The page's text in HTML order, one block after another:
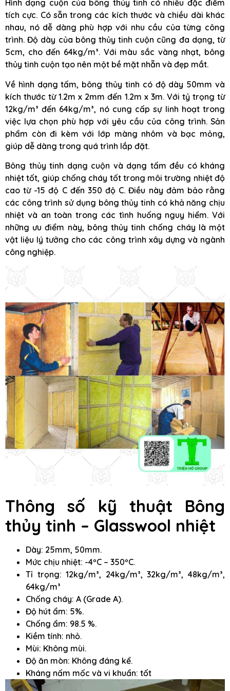
Hình dạng cuộn của bông thủy tinh có nhiều đặc điểm
tích cực. Có sẵn trong các kích thước và chiều dài khác
nhau, nó dễ dàng phù hợp với nhu cầu của từng công
trình. Độ dày của bông thủy tinh cuộn cũng đa dạng, từ
5cm, cho đến 64kg/m³. Với màu sắc vàng nhạt, bông
thủy tinh cuộn tạo nên một bề mặt nhẵn và đẹp mắt.
Về hình dạng tấm, bông thủy tinh có độ dày 50mm và
kích thước từ 1.2m x 2mm đến 1.2m x 3m. Với tỷ trọng từ
12kg/m³ đến 64kg/m³, nó cung cấp sự linh hoạt trong
việc lựa chọn phù hợp với yêu cầu của công trình. Sản
phẩm còn đi kèm với lớp màng nhôm và bạc mỏng,
giúp dễ dàng trong quá trình lắp đặt.
Bông thủy tinh dạng cuộn và dạng tấm đều có kháng
nhiệt tốt, giúp chống cháy tốt trong môi trường nhiệt độ
cao từ -15 độ C đến 350 độ C. Điều này đảm bảo rằng
các công trình sử dụng bông thủy tinh có khả năng chịu
nhiệt và an toàn trong các tình huống nguy hiểm. Với
những ưu điểm này, bông thủy tinh chống cháy là một
vật liệu lý tưởng cho các công trình xây dựng và ngành
công nghiệp.
Thông số kỹ thuật Bông
thủy tinh – Glasswool nhiệt
Dày: 25mm, 50mm.
Mức chịu nhiệt: -4ºC – 350ºC.
Tỉ trọng: 12kg/m³, 24kg/m³, 32kg/m³, 48kg/m³,
64kg/m³
Chống cháy: A (Grade A).
Độ hút ẩm: 5%.
Chống ẩm: 98.5 %.
Kiềm tính: nhỏ.
Mùi: Không mùi.
Độ ăn mòn: Không đáng kể.
Kháng nấm mốc và vi khuẩn: tốt